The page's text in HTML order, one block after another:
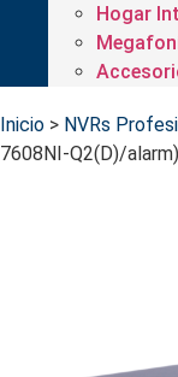
Hogar
Inicio > NVRs
7608NI-Q2(D)/alarm)